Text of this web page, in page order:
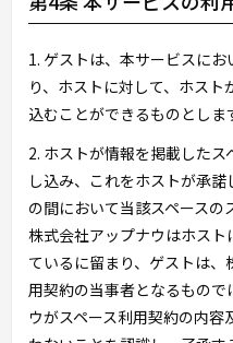
1. ゲストは、本サービスに
り、ホストに対して、ホス
込むことができるものとしま
2. ホストが情報を掲載した
し込み、これをホストが承
の間において当該スペースの
株式会社アップナウはホス
ているに留まり、ゲストは
用契約の当事者となるもの
ウがスペース利用契約の内